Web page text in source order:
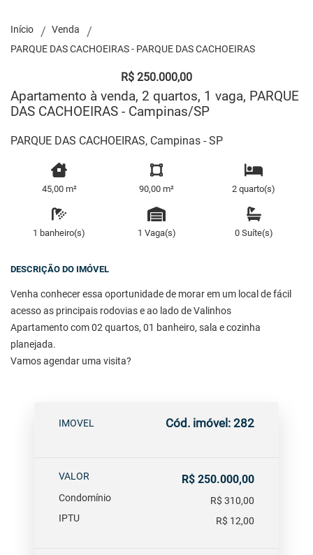
Início
Venda
PARQUE DAS CACHOEIRAS - PARQUE DAS CACHOEIRAS
R$ 250.000,00
Apartamento à venda, 2 quartos, 1 vaga, PARQUE
DAS CACHOEIRAS - Campinas/SP
PARQUE DAS CACHOEIRAS, Campinas - SP
45,00 m² 90,00 m² 2 quarto(s)
1 banheiro(s) 1 Vaga(s) 0 Suíte(s)
DESCRIÇÃO DO IMÓVEL
Venha conhecer essa oportunidade de morar em um local de fácil
acesso as principais rodovias e ao lado de Valinhos
Apartamento com 02 quartos, 01 banheiro, sala e cozinha
planejada.
Vamos agendar uma visita?
IMOVEL Cód. imóvel: 282
VALOR R$ 250.000,00
Condomínio
R$ 310,00
IPTU
R$ 12,00